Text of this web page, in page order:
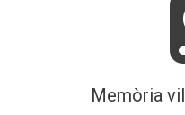
Memòria